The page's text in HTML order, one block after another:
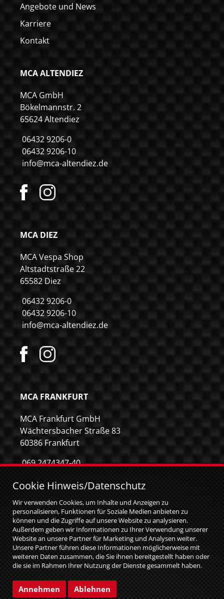
Angebote und News
Karriere
Kontakt
MCA ALTENDIEZ
MCA GmbH
Bökelmannstr. 2
65624 Altendiez
06432 9206-0
06432 9206-10
info@mca-altendiez.de
MCA DIEZ
MCA Vespa Shop
Altstadtstraße 22
65582 Diez
06432 9206-0
06432 9206-10
info@mca-altendiez.de
MCA FRANKFURT
MCA Frankfurt GmbH
Wächtersbacher Straße 83
60386 Frankfurt
069 2474347-40
info@mca-frankfurt.de
© MCA GmbH 2026|web relaunch by attentio
Cookie Hinweis/Datenschutz
Wir verwenden Cookies, um Inhalte und Anzeigen zu
personalisieren, Funktionen für Soziale Medien anbieten zu
können und die Zugriffe auf unsere Website zu analysieren.
Außerdem geben wir Informationen zu Ihrer Verwendung unserer
Website an unsere Partner für Marketing und Analysen weiter.
Unsere Partner führen diese Informationen möglicherweise mit
weiteren Daten zusammen, die Sie ihnen bereitgestellt haben oder
die sie im Rahmen Ihrer Nutzung der Dienste gesammelt haben.
Website weiterhin nutzen.
Annehmen Ablehnen